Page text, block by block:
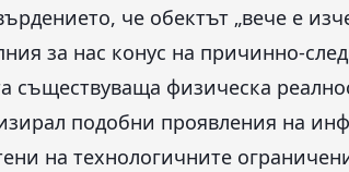
че обектът „вече е
за нас конус на причинно-
съществуваща физическа
подобни проявления на
на технологичните